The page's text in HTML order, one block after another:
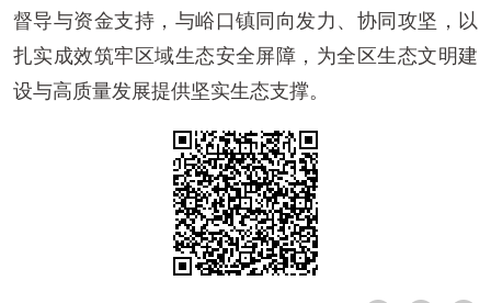
督导与资金支持，与峪口镇同向发力、协同攻坚，以
扎实成效筑牢区域生态安全屏障，为全区生态文明建
设与高质量发展提供坚实生态支撑。